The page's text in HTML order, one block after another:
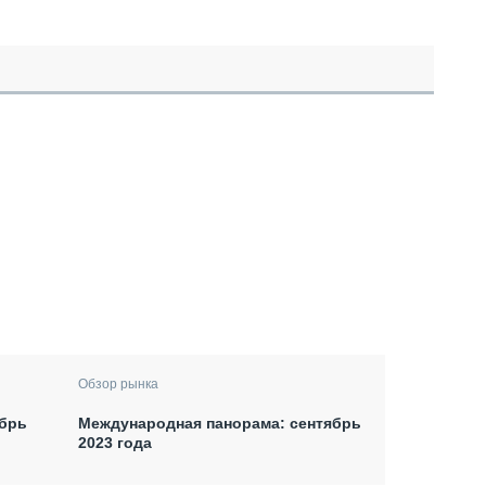
Обзор рынка
Международная панорама: сентябрь
2023 года